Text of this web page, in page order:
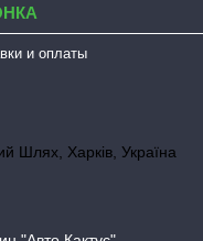
и оплаты
Шлях, Харків, Україна